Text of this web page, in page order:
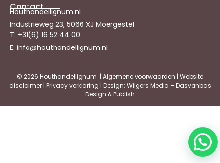
Contact
Houthandellignum.nl
Industrieweg 23, 5066 XJ Moergestel
T: +31(6) 16 52 44 00
E: info@houthandellignum.nl
© 2026 Houthandellignum | Algemene voorwaarden | Website
disclaimer| Privacy verklaring | Design: Wilgers Media – Dasvanbas
Design & Publish